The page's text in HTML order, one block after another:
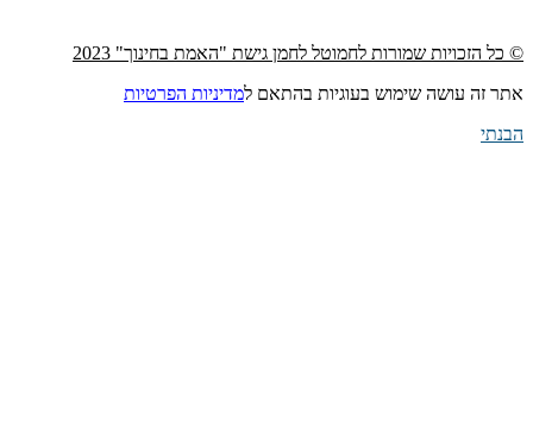
© כל הזכויות שמורות לחמוטל לחמן גישת "האמת בחינוך" 2023
אתר זה עושה שימוש בעוגיות בהתאם למדיניות הפרטיות
הבנתי